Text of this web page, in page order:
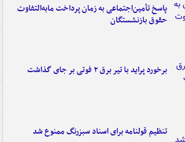
پاسخ تأمین‌اجتماعی به زمان پرداخت مابه‌التفاوت
حقوق بازنشستگان
برخورد پراید با تیر برق ۲ فوتی بر جای گذاشت
تنظیم قولنامه برای اسناد سبزرنگ ممنوع شد